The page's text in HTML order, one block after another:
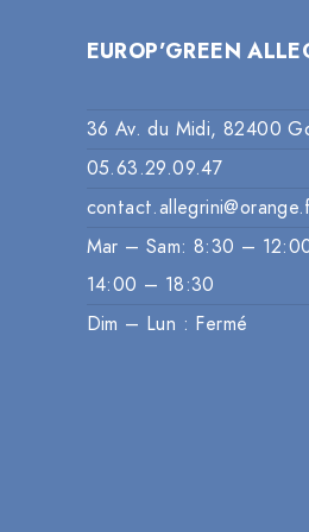
EUROP’GREEN
36 Av. du Midi, 82400
05.63.29.09.47
Mar – Sam: 8:30 –
14:00 – 18:30
Dim – Lun : Fermé